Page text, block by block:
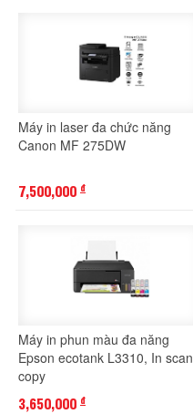
Máy in laser đa chức năng
Canon MF 275DW
7,500,000 đ
Máy in phun màu đa năng
Epson ecotank L3310, In scan
copy
3,650,000 đ